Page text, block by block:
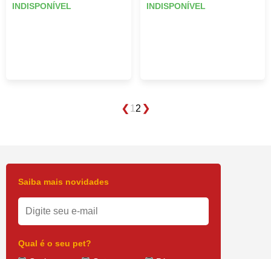
INDISPONÍVEL INDISPONÍVEL
1 2
Saiba mais novidades
Qual é o seu pet?